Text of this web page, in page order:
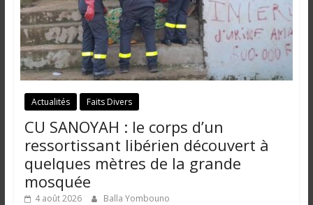
Actualités Faits Divers
CU SANOYAH : le corps d’un
ressortissant libérien découvert à
quelques mètres de la grande
mosquée
4 août 2026 Balla Yombouno